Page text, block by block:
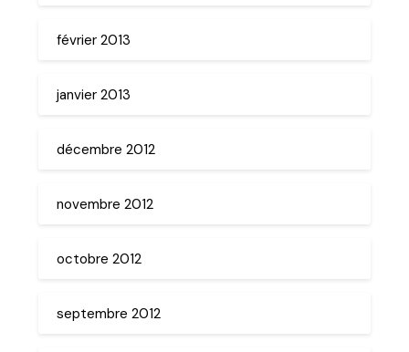
février 2013
janvier 2013
décembre 2012
novembre 2012
octobre 2012
septembre 2012